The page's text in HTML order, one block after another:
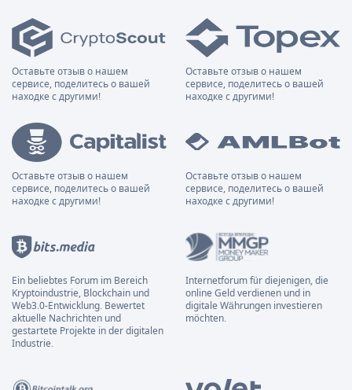
Оставьте отзыв о нашем
сервисе, поделитесь о вашей
находке с другими!
Оставьте отзыв о нашем
сервисе, поделитесь о вашей
находке с другими!
Оставьте отзыв о нашем
сервисе, поделитесь о вашей
находке с другими!
Оставьте отзыв о нашем
сервисе, поделитесь о вашей
находке с другими!
Ein beliebtes Forum im Bereich
Kryptoindustrie, Blockchain und
Web3.0-Entwicklung. Bewertet
aktuelle Nachrichten und
gestartete Projekte in der digitalen
Industrie.
Internetforum für diejenigen, die
online Geld verdienen und in
digitale Währungen investieren
möchten.